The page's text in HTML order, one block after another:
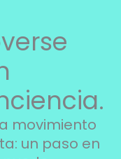
movimiento
un paso en